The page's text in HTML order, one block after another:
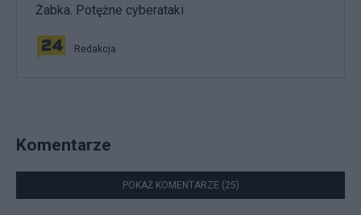
Żabka. Potężne cyberataki
Redakcja
Komentarze
POKAŻ KOMENTARZE (25)